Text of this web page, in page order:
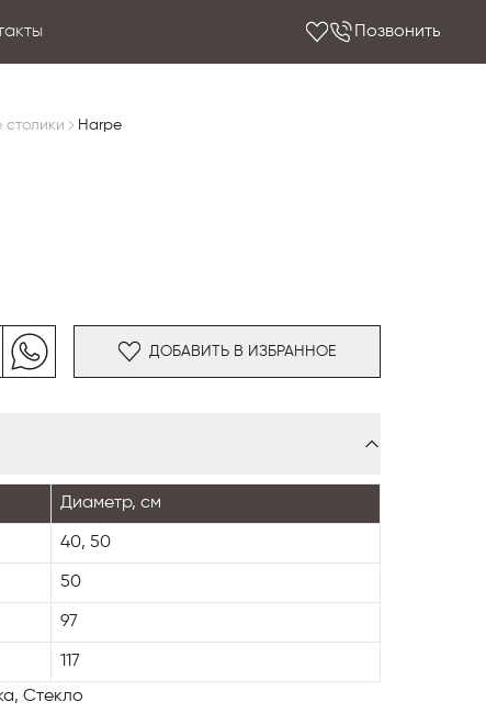
Позвонить
Harpe
ДОБАВИТЬ В ИЗБРАННОЕ
Диаметр, см
40, 50
50
97
117
Стекло